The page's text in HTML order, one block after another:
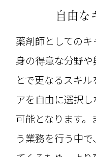
自由な
薬剤師としての
身の得意な分野
とで更なるスキ
アを自由に選択
可能となります
う業務を行う中